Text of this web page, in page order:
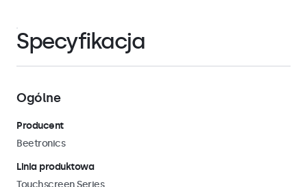
obudowy, dzięki czemu jest doskonale przystosowany do
różnych opcji instalacji. Ekrany dotykowe można bezpiecznie
oraz uchwyty ścienne, sufitowe i masztowe.
Specyfikacja
Ogólne
Producent
Beetronics
Linia produktowa
Touchscreen Series